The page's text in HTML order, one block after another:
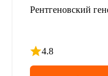
Рентгеновский
4.8
Рейтинг 4.8 из 5